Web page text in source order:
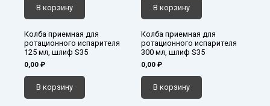
В корзину В корзину
Колба приемная для
ротационного испарителя
125 мл, шлиф S35
0,00 ₽
В корзину
Колба приемная для
ротационного испарителя
300 мл, шлиф S35
0,00 ₽
В корзину